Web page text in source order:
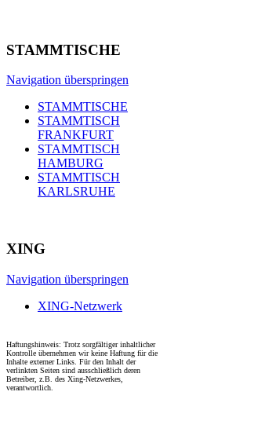
STAMMTISCHE
Navigation überspringen
STAMMTISCHE
STAMMTISCH
FRANKFURT
STAMMTISCH
HAMBURG
STAMMTISCH
KARLSRUHE
XING
Navigation überspringen
XING-Netzwerk
Haftungshinweis: Trotz sorgfältiger inhaltlicher
Kontrolle übernehmen wir keine Haftung für die
Inhalte externer Links. Für den Inhalt der
verlinkten Seiten sind ausschließlich deren
Betreiber, z.B. des Xing-Netzwerkes,
verantwortlich.